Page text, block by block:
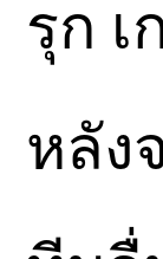
รุก
หลัง